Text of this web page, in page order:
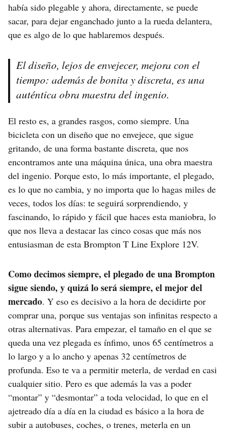
había sido plegable y ahora, directamente, se puede
sacar, para dejar enganchado junto a la rueda delantera,
que es algo de lo que hablaremos después.
El diseño, lejos de envejecer, mejora con el
tiempo: además de bonita y discreta, es una
auténtica obra maestra del ingenio.
El resto es, a grandes rasgos, como siempre. Una
bicicleta con un diseño que no envejece, que sigue
gritando, de una forma bastante discreta, que nos
encontramos ante una máquina única, una obra maestra
del ingenio. Porque esto, lo más importante, el plegado,
es lo que no cambia, y no importa que lo hagas miles de
veces, todos los días: te seguirá sorprendiendo, y
fascinando, lo rápido y fácil que haces esta maniobra, lo
que nos lleva a destacar las cinco cosas que más nos
entusiasman de esta Brompton T Line Explore 12V.
Como decimos siempre, el plegado de una Brompton
sigue siendo, y quizá lo será siempre, el mejor del
mercado. Y eso es decisivo a la hora de decidirte por
comprar una, porque sus ventajas son infinitas respecto a
otras alternativas. Para empezar, el tamaño en el que se
queda una vez plegada es ínfimo, unos 65 centímetros a
lo largo y a lo ancho y apenas 32 centímetros de
profunda. Eso te va a permitir meterla, de verdad en casi
cualquier sitio. Pero es que además la vas a poder
“montar” y “desmontar” a toda velocidad, lo que en el
ajetreado día a día en la ciudad es básico a la hora de
subir a autobuses, coches, o trenes, meterla en un